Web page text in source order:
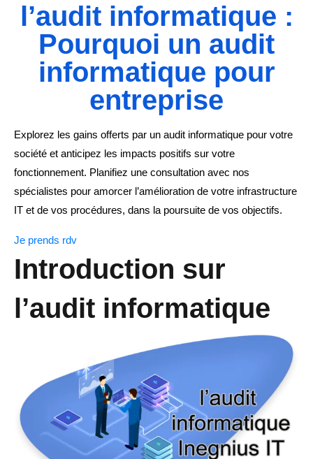
l’audit informatique :
Pourquoi un audit
informatique pour
entreprise
Explorez les gains offerts par un audit informatique pour votre
société et anticipez les impacts positifs sur votre
fonctionnement. Planifiez une consultation avec nos
spécialistes pour amorcer l’amélioration de votre infrastructure
IT et de vos procédures, dans la poursuite de vos objectifs.
Je prends rdv
Introduction sur
l’audit informatique